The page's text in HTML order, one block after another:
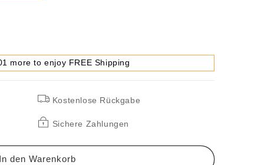
more to enjoy FREE Shipping
Kostenlose Rückgabe
Sichere Zahlungen
In den Warenkorb